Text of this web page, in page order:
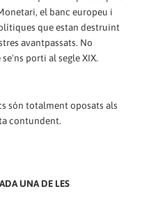
el banc europeu i
que estan destruint
avantpassats. No
porti al segle XIX.
són totalment oposats als
contundent.
UNA DE LES